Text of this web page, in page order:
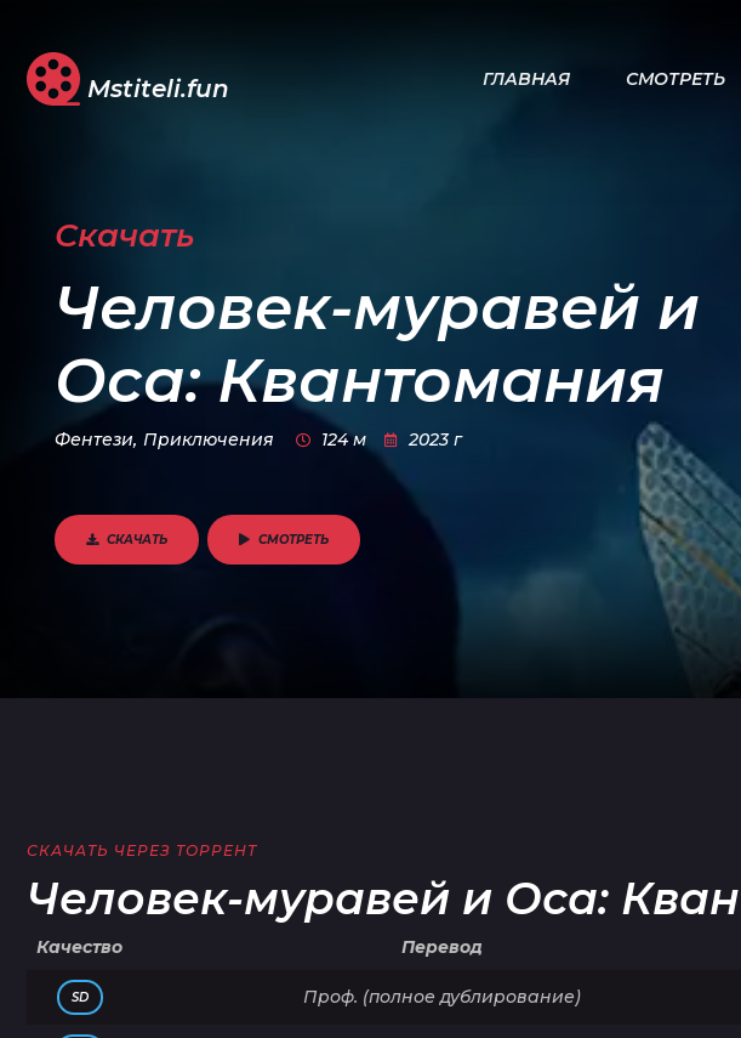
Mstiteli.fun ГЛАВНАЯ СМОТРЕТЬ
Скачать
Человек-муравей и
Оса: Квантомания
Фентези, Приключения 124 м 2023 г
СКАЧАТЬ СМОТРЕТЬ
СКАЧАТЬ ЧЕРЕЗ ТОРРЕНТ
Человек-муравей и Оса:
Качество Перевод
SD Проф. (полное дублирование)